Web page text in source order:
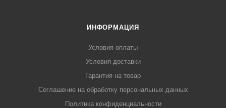
ИНФОРМАЦИЯ
Условия оплаты
Условия доставки
Гарантия на товар
Соглашение на обработку персональных данных
Политика конфиденциальности